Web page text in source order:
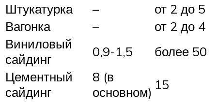
Штукатурка
–
от 2 до 5
Вагонка
–
от 2 до 4
Виниловый
сайдинг
0,9-1,5
более 50
Цементный
сайдинг
8 (в
основном) 15